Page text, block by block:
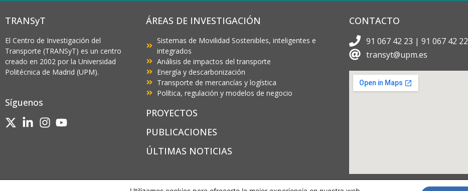
TRANSyT
El Centro de Investigación del
Transporte (TRANSyT) es un centro
creado en 2002 por la Universidad
Politécnica de Madrid (UPM).
Síguenos
ÁREAS DE INVESTIGACIÓN
Sistemas de Movilidad Sostenibles, inteligentes e
integrados
Análisis de impactos del transporte
Energía y descarbonización
Transporte de mercancías y logística
Política, regulación y modelos de negocio
PROYECTOS
PUBLICACIONES
ÚLTIMAS NOTICIAS
CONTACTO
91 067 42 23 | 91 067 42 22
transyt@upm.es